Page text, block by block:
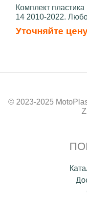
Комплект
14 2010-2022.
Уточняйте
© 2023-2025